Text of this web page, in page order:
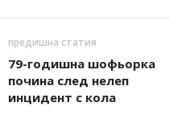
предишна статия
79-годишна шофьорка
почина след нелеп
инцидент с кола